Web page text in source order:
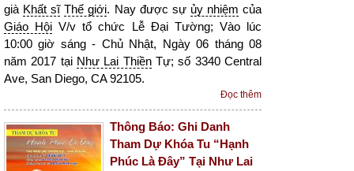
già Khất sĩ Thế giới. Nay được sự ủy nhiệm của
Giáo Hội V/v tổ chức Lễ Đại Tường; Vào lúc
10:00 giờ sáng - Chủ Nhật, Ngày 06 tháng 08
năm 2017 tại Như Lai ThiềnTự; số 3340 Central
Ave, San Diego, CA 92105.
Đọc thêm
Thông Báo: Ghi Danh
Tham Dự Khóa Tu “Hạnh
Phúc Là Đây” Tại Như Lai